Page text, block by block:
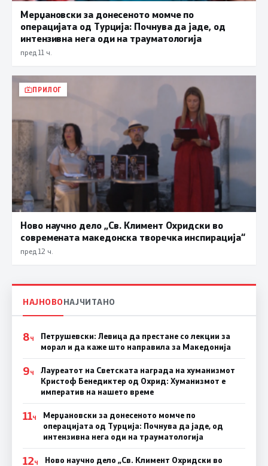
Мерџановски за донесеното момче по
операцијата од Турција: Почнува да јаде, од
интензивна нега оди на трауматологија
пред 11 ч.
ПРИЛОГ
Ново научно дело „Св. Климент Охридски во
современата македонска творечка инспирација“
пред 12 ч.
НАЈНОВОНАЈЧИТАНО
8Ч
Петрушевски: Левица да престане со лекции за
морал и да каже што направила за Македонија
9Ч
Лауреатот на Светската награда на хуманизмот
Кристоф Бенедиктер од Охрид: Хуманизмот е
императив на нашето време
11Ч
Мерџановски за донесеното момче по
операцијата од Турција: Почнува да јаде, од
интензивна нега оди на трауматологија
12Ч
Ново научно дело „Св. Климент Охридски во